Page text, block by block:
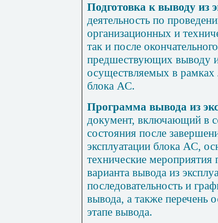
Подготовка к выводу из
деятельность по
организационных и
так и после
предшествующих выводу
осуществляемых в рамках
блока АС.
Программа вывода из
документ, включающий в
состояния после
эксплуатации блока АС,
технические мероприятия
варианта вывода из
последовательность и
вывода, а также перечень
этапе вывода.